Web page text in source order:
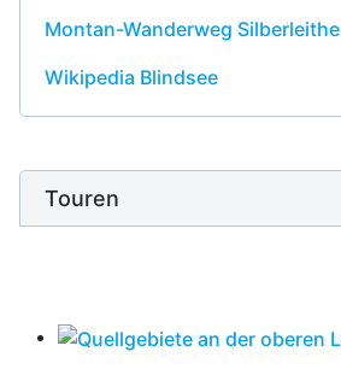
Montan-Wanderweg Silberleithe
Wikipedia Blindsee
Touren